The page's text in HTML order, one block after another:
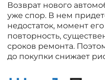
Возврат нового
уже спор. В нем
недостаток, момент
повторность,
сроков ремонта.
до покупки снижает